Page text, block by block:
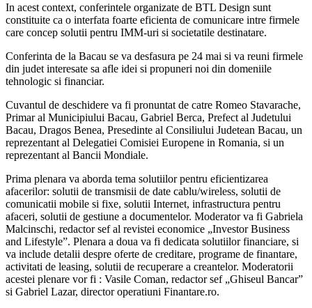
In acest context, conferintele organizate de BTL Design sunt
constituite ca o interfata foarte eficienta de comunicare intre firmele
care concep solutii pentru IMM-uri si societatile destinatare.
Conferinta de la Bacau se va desfasura pe 24 mai si va reuni firmele
din judet interesate sa afle idei si propuneri noi din domeniile
tehnologic si financiar.
Cuvantul de deschidere va fi pronuntat de catre Romeo Stavarache,
Primar al Municipiului Bacau, Gabriel Berca, Prefect al Judetului
Bacau, Dragos Benea, Presedinte al Consiliului Judetean Bacau, un
reprezentant al Delegatiei Comisiei Europene in Romania, si un
reprezentant al Bancii Mondiale.
Prima plenara va aborda tema solutiilor pentru eficientizarea
afacerilor: solutii de transmisii de date cablu/wireless, solutii de
comunicatii mobile si fixe, solutii Internet, infrastructura pentru
afaceri, solutii de gestiune a documentelor. Moderator va fi Gabriela
Malcinschi, redactor sef al revistei economice „Investor Business
and Lifestyle”. Plenara a doua va fi dedicata solutiilor financiare, si
va include detalii despre oferte de creditare, programe de finantare,
activitati de leasing, solutii de recuperare a creantelor. Moderatorii
acestei plenare vor fi : Vasile Coman, redactor sef „Ghiseul Bancar”
si Gabriel Lazar, director operatiuni Finantare.ro.